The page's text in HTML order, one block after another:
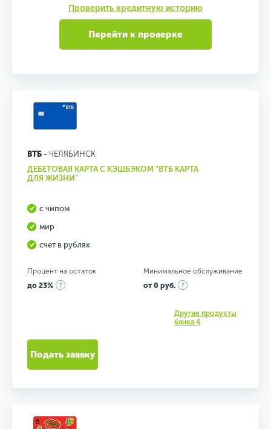
Проверить кредитную историю
Перейти к проверке
ВТБ - ЧЕЛЯБИНСК
ДЕБЕТОВАЯ КАРТА С КЭШБЭКОМ "ВТБ КАРТА
ДЛЯ ЖИЗНИ"
с чипом
мир
счет в рублях
Процент на остаток
до 23%
Минимальное обслуживание
от 0 руб.
Другие продукты
банка 4
Подать заявку